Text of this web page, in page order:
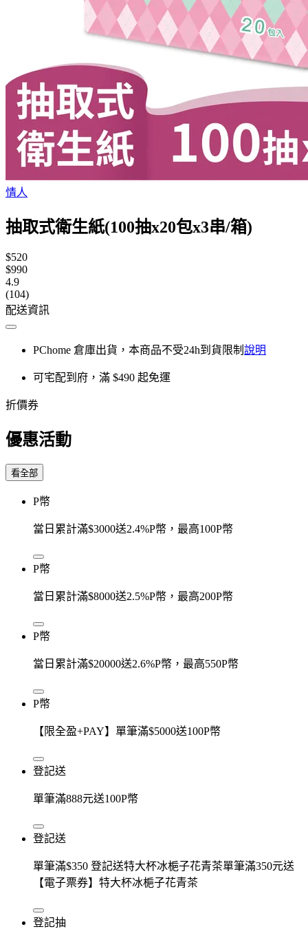
情人
抽取式衛生紙(100抽x20包x3串/箱)
$520
$990
4.9
(104)
配送資訊
PChome 倉庫出貨，本商品不受24h到貨限制 說明
可宅配到府，滿 $490 起免運
折價券
優惠活動
看全部
P幣
當日累計滿$3000送2.4%P幣，最高100P幣
P幣
當日累計滿$8000送2.5%P幣，最高200P幣
P幣
當日累計滿$20000送2.6%P幣，最高550P幣
P幣
【限全盈+PAY】單筆滿$5000送100P幣
登記送
單筆滿888元送100P幣
登記送
單筆滿$350 登記送特大杯冰梔子花青茶單筆滿350元送
【電子票券】特大杯冰梔子花青茶
登記抽